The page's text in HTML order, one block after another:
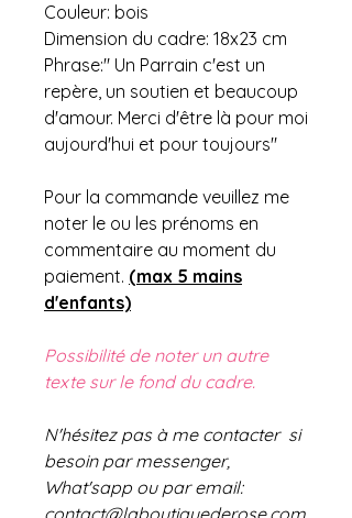
Couleur: bois
Dimension du cadre: 18x23 cm
Phrase:" Un Parrain c'est un
repère, un soutien et beaucoup
d'amour. Merci d'être là pour moi
aujourd'hui et pour toujours"
Pour la commande veuillez me
noter le ou les prénoms en
commentaire au moment du
paiement. (max 5 mains
d'enfants)
Possibilité de noter un autre
texte sur le fond du cadre.
N'hésitez pas à me contacter si
besoin par messenger,
What'sapp ou par email: